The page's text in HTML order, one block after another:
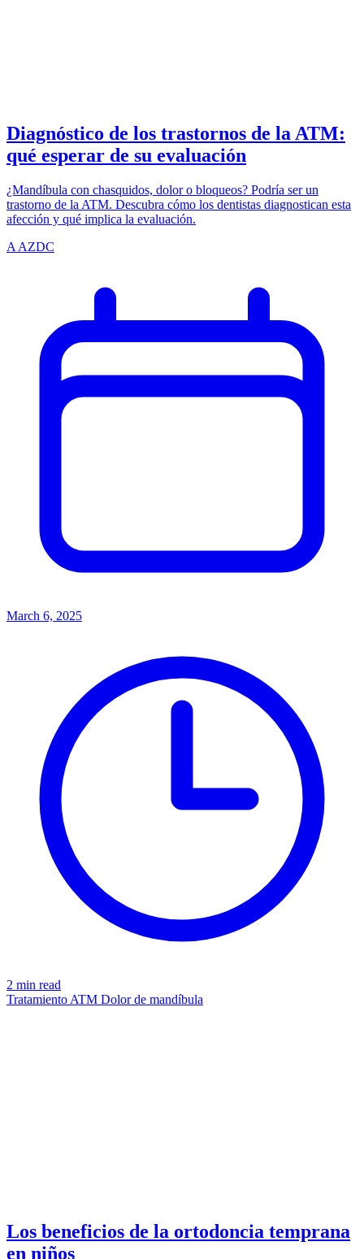
Diagnóstico de los trastornos de la ATM:
qué esperar de su evaluación
¿Mandíbula con chasquidos, dolor o bloqueos? Podría ser un
trastorno de la ATM. Descubra cómo los dentistas diagnostican esta
afección y qué implica la evaluación.
A AZDC
March 6, 2025
2 min read
Tratamiento ATM Dolor de mandíbula
Los beneficios de la ortodoncia temprana
en niños